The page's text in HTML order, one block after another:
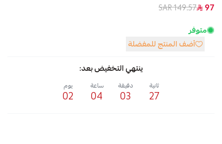
97
149.57 SAR
متوفر
أضف المنتج للمفضلة
ينتهي التخفيض بعد:
27
ثانية
03
دقيقة
04
ساعة
02
يوم